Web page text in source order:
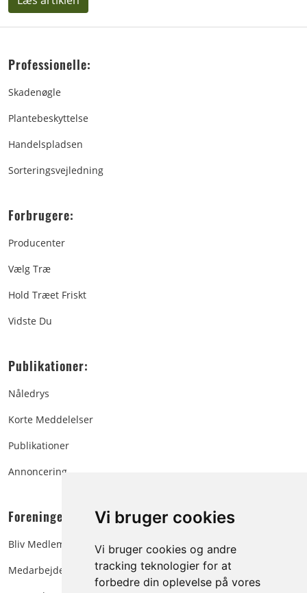
Vi bruger cookies
Vi bruger cookies og andre
tracking teknologier for at
forbedre din oplevelse på vores
Professionelle:
Skadenøgle
Plantebeskyttelse
Handelspladsen
Sorteringsvejledning
Forbrugere:
Producenter
Vælg Træ
Hold Træet Friskt
Vidste Du
Publikationer:
Nåledrys
Korte Meddelelser
Publikationer
Annoncering
Foreningen:
Bliv Medlem
Medarbejdere